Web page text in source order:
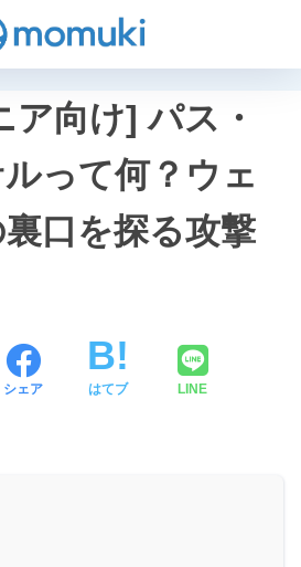
ア向け] パス・
ルって何？ウェ
口を探る攻撃
シェア はてブ LINE